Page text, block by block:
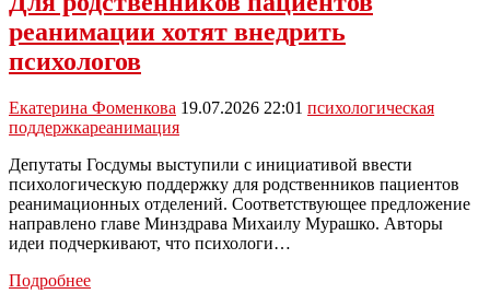
реанимации хотят внедрить
психологов
Екатерина Фоменкова 19.07.2026 22:01 психологическая
поддержкареанимация
Депутаты Госдумы выступили с инициативой ввести
психологическую поддержку для родственников пациентов
реанимационных отделений. Соответствующее предложение
направлено главе Минздрава Михаилу Мурашко. Авторы
идеи подчеркивают, что психологи…
ПодробнееДля